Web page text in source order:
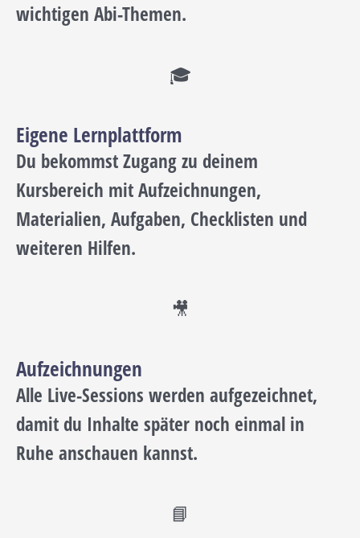
wichtigen Abi-Themen.
🎓
Eigene Lernplattform
Du bekommst Zugang zu deinem
Kursbereich mit Aufzeichnungen,
Materialien, Aufgaben, Checklisten und
weiteren Hilfen.
🎥
Aufzeichnungen
Alle Live-Sessions werden aufgezeichnet,
damit du Inhalte später noch einmal in
Ruhe anschauen kannst.
📘